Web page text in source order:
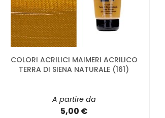
COLORI ACRILICI MAIMERI ACRILICO
TERRA DI SIENA NATURALE (161)
A partire da
5,00 €